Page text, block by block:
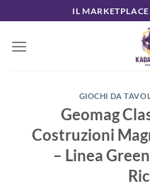
ai
contenuti
IL
GIOCHI DA
Geomag
Costruzioni
– Linea